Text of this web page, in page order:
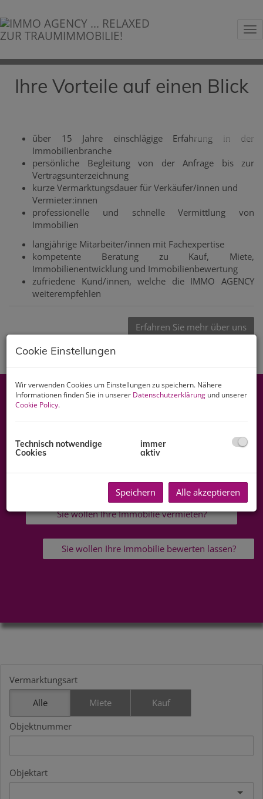
Ihre Vorteile auf einen Blick
über 15 Jahre einschlägige Erfahrung in der
Immobilienbranche
persönliche Begleitung von der Anfrage bis zur
Vertragsunterzeichnung
kurze Vermarktungsdauer für Verkäufer/innen und
Vermieter:innen
professionelle und schnelle Vermittlung von
Immobilien
langjährige Mitarbeiter/innen mit Fachexpertise
kompetente Beratung zu Kauf, Miete,
Immobilienentwicklung und Immobilienbewertung
zufriedene Kund/innen, welche die IMMO AGENCY
weiterempfehlen
Erfahren Sie mehr über uns
Relaxed zur Traumimmobilie:
LOSLASSEN, VERTRAUEN, WOHLFÜHLEN!
Sie wollen Ihre Immobilie verkaufen?
Sie wollen Ihre Immobilie vermieten?
Sie wollen Ihre Immobilie bewerten lassen?
Vermarktungsart
Alle
Miete
Kauf
Objektnummer
Objektart
Cookie Einstellungen
Wir verwenden Cookies um Einstellungen zu speichern. Nähere
Informationen finden Sie in unserer Datenschutzerklärung und unserer
Cookie Policy.
Technisch notwendige
Cookies
immer
aktiv
Speichern Alle akzeptieren